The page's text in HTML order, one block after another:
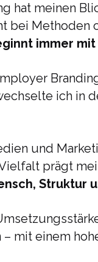
hat meinen
bei Methoden
immer
ich in
und
prägt
Struktur
mit einem